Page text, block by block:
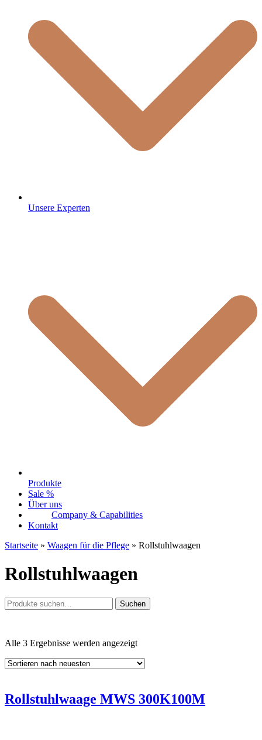
Unsere Experten
Produkte
Sale %
Über uns
Company & Capabilities
Kontakt
Startseite » Waagen für die Pflege » Rollstuhlwaagen
Rollstuhlwaagen
Suche
nach:
Suchen
Alle 3 Ergebnisse werden angezeigtNach
sortiert
Rollstuhlwaage MWS 300K100M